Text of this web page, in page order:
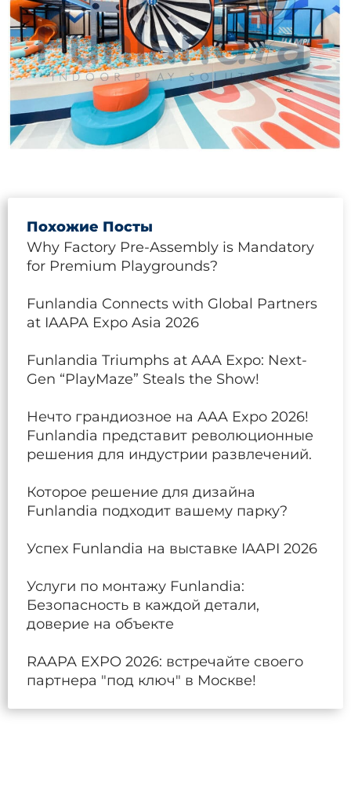
Похожие Посты
Why Factory Pre-Assembly is Mandatory
for Premium Playgrounds?
Funlandia Connects with Global Partners
at IAAPA Expo Asia 2026
Funlandia Triumphs at AAA Expo: Next-
Gen “PlayMaze” Steals the Show!
Нечто грандиозное на AAA Expo 2026!
Funlandia представит революционные
решения для индустрии развлечений.
Которое решение для дизайна
Funlandia подходит вашему парку?
Успех Funlandia на выставке IAAPI 2026
Услуги по монтажу Funlandia:
Безопасность в каждой детали,
доверие на объекте
RAAPA EXPO 2026: встречайте своего
партнера "под ключ" в Москве!